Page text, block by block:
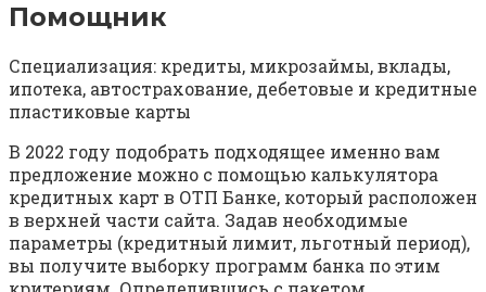
Помощник
Специализация: кредиты, микрозаймы, вклады,
ипотека, автострахование, дебетовые и кредитные
пластиковые карты
В 2022 году подобрать подходящее именно вам
предложение можно с помощью калькулятора
кредитных карт в ОТП Банке, который расположен
в верхней части сайта. Задав необходимые
параметры (кредитный лимит, льготный период),
вы получите выборку программ банка по этим